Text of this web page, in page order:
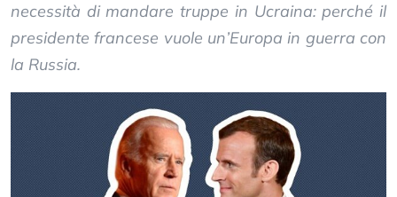
necessità di mandare truppe in Ucraina: perché il
presidente francese vuole un’Europa in guerra con
la Russia.